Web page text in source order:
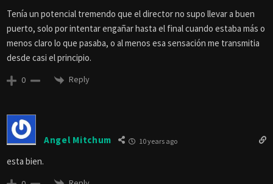
Tenía un potencial tremendo que el director no supo llevar a buen
puerto, solo por intentar engañar hasta el final cuando estaba más o
menos claro lo que pasaba, o al menos esa sensación me transmitia
desde casi el principio.
0 Reply
Angel Mitchum 10 years ago
esta bien.